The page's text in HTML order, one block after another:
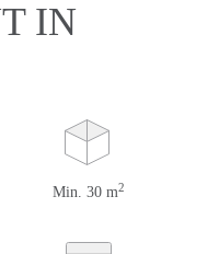
IN
Min. 30 m2